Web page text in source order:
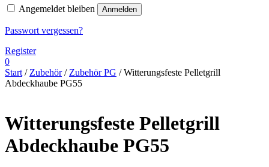
Angemeldet bleiben Anmelden
Passwort vergessen?
Register
0
Start / Zubehör/ Zubehör PG / Witterungsfeste Pelletgrill
Abdeckhaube PG55
Witterungsfeste Pelletgrill
Abdeckhaube PG55